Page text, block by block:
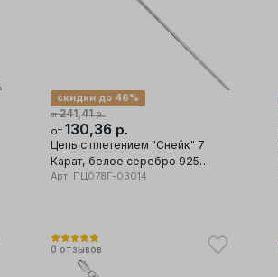
от241,41р.
скидки до 46%
от 130,36 р.
Цепь с плетением "Снейк" 7
Карат, белое серебро 925
проба
Арт. ПЦ078Г-03014
0 отзывов